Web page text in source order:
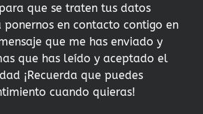
que se traten tus datos
ponernos en contacto contigo en
que me has enviado y
que has leído y aceptado el
¡Recuerda que puedes
cuando quieras!